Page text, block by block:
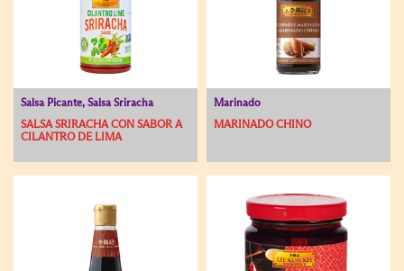
Salsa Picante, Salsa Sriracha
SALSA SRIRACHA CON SABOR A
CILANTRO DE LIMA
Marinado
MARINADO CHINO